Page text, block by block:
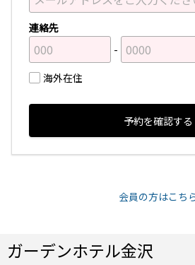
連絡先
海外在住
予約を確認する
会員の方はこち
ガーデンホテル金沢